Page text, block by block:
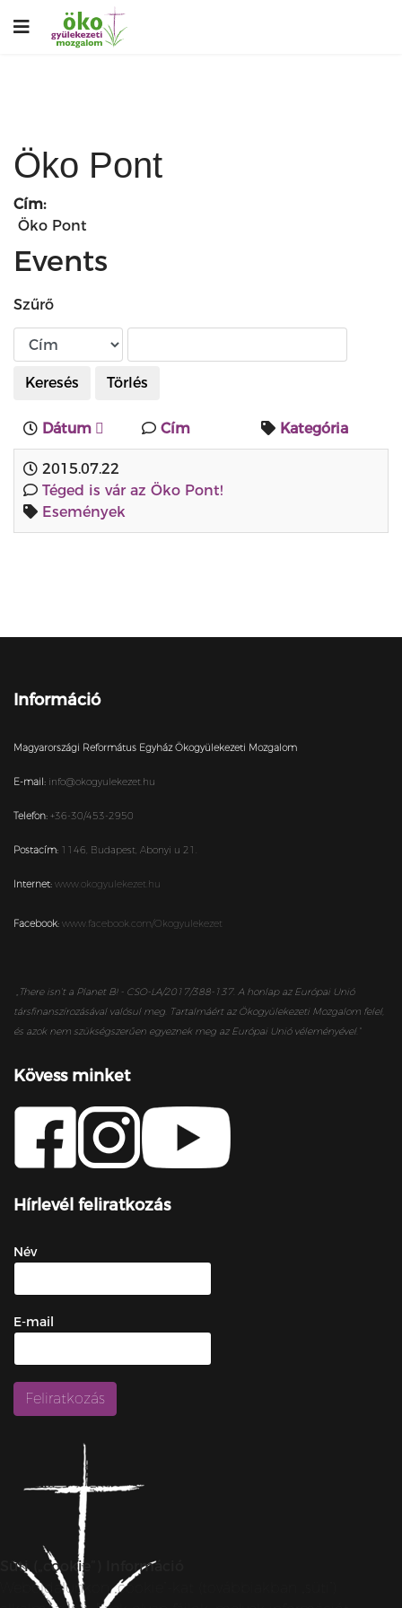
Öko Pont
Cím:
Öko Pont
Events
Szűrő
Keresés Törlés
Dátum Cím Kategória
2015.07.22
Téged is vár az Öko Pont!
Események
Információ
Magyarországi Református Egyház Ökogyülekezeti Mozgalom
E-mail: info@okogyulekezet.hu
Telefon: +36-30/453-2950
Postacím: 1146, Budapest, Abonyi u 21.
Internet: www.okogyulekezet.hu
Facebook: www.facebook.com/Okogyulekezet
„ There isn’t a Planet B! - CSO-LA/2017/388-137. A honlap az Európai Unió
társfinanszírozásával valósul meg. Tartalmáért az Ökogyülekezeti Mozgalom felel,
és azok nem szükségszerűen egyeznek meg az Európai Unió véleményével.”
Kövess minket
Hírlevél feliratkozás
Név
E-mail
Süti („cookie”) Információ
Weboldalunkon „cookie”-kat (továbbiakban „süti”)